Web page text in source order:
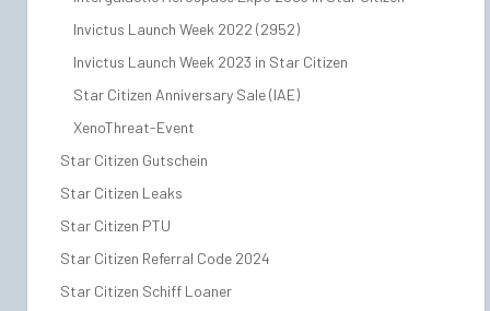
Invictus Launch Week 2022 (2952)
Invictus Launch Week 2023 in Star Citizen
Star Citizen Anniversary Sale (IAE)
XenoThreat-Event
Star Citizen Gutschein
Star Citizen Leaks
Star Citizen PTU
Star Citizen Referral Code 2024
Star Citizen Schiff Loaner